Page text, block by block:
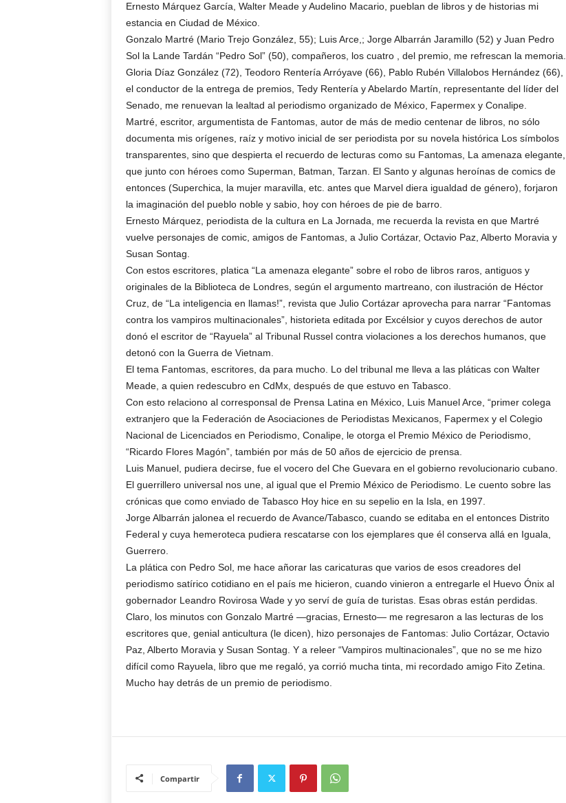
Ernesto Márquez García, Walter Meade y Audelino Macario, pueblan de libros y de historias mi
estancia en Ciudad de México.
Gonzalo Martré (Mario Trejo González, 55); Luis Arce,; Jorge Albarrán Jaramillo (52) y Juan Pedro
Sol la Lande Tardán “Pedro Sol” (50), compañeros, los cuatro , del premio, me refrescan la memoria.
Gloria Díaz González (72), Teodoro Rentería Arróyave (66), Pablo Rubén Villalobos Hernández (66),
el conductor de la entrega de premios, Tedy Rentería y Abelardo Martín, representante del líder del
Senado, me renuevan la lealtad al periodismo organizado de México, Fapermex y Conalipe.
Martré, escritor, argumentista de Fantomas, autor de más de medio centenar de libros, no sólo
documenta mis orígenes, raíz y motivo inicial de ser periodista por su novela histórica Los símbolos
transparentes, sino que despierta el recuerdo de lecturas como su Fantomas, La amenaza elegante,
que junto con héroes como Superman, Batman, Tarzan. El Santo y algunas heroínas de comics de
entonces (Superchica, la mujer maravilla, etc. antes que Marvel diera igualdad de género), forjaron
la imaginación del pueblo noble y sabio, hoy con héroes de pie de barro.
Ernesto Márquez, periodista de la cultura en La Jornada, me recuerda la revista en que Martré
vuelve personajes de comic, amigos de Fantomas, a Julio Cortázar, Octavio Paz, Alberto Moravia y
Susan Sontag.
Con estos escritores, platica “La amenaza elegante” sobre el robo de libros raros, antiguos y
originales de la Biblioteca de Londres, según el argumento martreano, con ilustración de Héctor
Cruz, de “La inteligencia en llamas!”, revista que Julio Cortázar aprovecha para narrar “Fantomas
contra los vampiros multinacionales”, historieta editada por Excélsior y cuyos derechos de autor
donó el escritor de “Rayuela” al Tribunal Russel contra violaciones a los derechos humanos, que
detonó con la Guerra de Vietnam.
El tema Fantomas, escritores, da para mucho. Lo del tribunal me lleva a las pláticas con Walter
Meade, a quien redescubro en CdMx, después de que estuvo en Tabasco.
Con esto relaciono al corresponsal de Prensa Latina en México, Luis Manuel Arce, “primer colega
extranjero que la Federación de Asociaciones de Periodistas Mexicanos, Fapermex y el Colegio
Nacional de Licenciados en Periodismo, Conalipe, le otorga el Premio México de Periodismo,
“Ricardo Flores Magón”, también por más de 50 años de ejercicio de prensa.
Luis Manuel, pudiera decirse, fue el vocero del Che Guevara en el gobierno revolucionario cubano.
El guerrillero universal nos une, al igual que el Premio México de Periodismo. Le cuento sobre las
crónicas que como enviado de Tabasco Hoy hice en su sepelio en la Isla, en 1997.
Jorge Albarrán jalonea el recuerdo de Avance/Tabasco, cuando se editaba en el entonces Distrito
Federal y cuya hemeroteca pudiera rescatarse con los ejemplares que él conserva allá en Iguala,
Guerrero.
La plática con Pedro Sol, me hace añorar las caricaturas que varios de esos creadores del
periodismo satírico cotidiano en el país me hicieron, cuando vinieron a entregarle el Huevo Ónix al
gobernador Leandro Rovirosa Wade y yo serví de guía de turistas. Esas obras están perdidas.
Claro, los minutos con Gonzalo Martré —gracias, Ernesto— me regresaron a las lecturas de los
escritores que, genial anticultura (le dicen), hizo personajes de Fantomas: Julio Cortázar, Octavio
Paz, Alberto Moravia y Susan Sontag. Y a releer “Vampiros multinacionales”, que no se me hizo
difícil como Rayuela, libro que me regaló, ya corrió mucha tinta, mi recordado amigo Fito Zetina.
Mucho hay detrás de un premio de periodismo.
Compartir